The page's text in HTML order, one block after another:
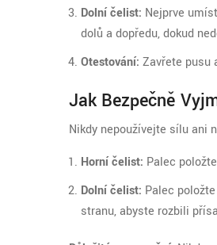
Dolní čelist: Nejprve
dolů a dopředu, dokud
Otestování: Zavřete pusu
Jak Bezpečně
Nikdy nepoužívejte sílu ani
Horní čelist: Palec
Dolní čelist: Palec
stranu, abyste rozbili